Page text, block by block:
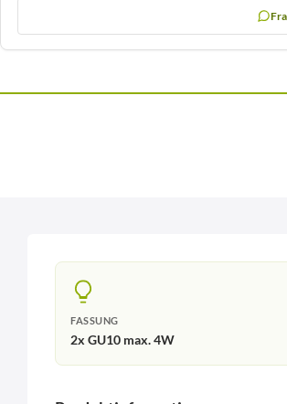
FASSUNG
2x GU10 max. 4W